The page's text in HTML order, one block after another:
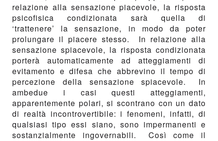
relazione alla sensazione piacevole, la risposta
psicofisica condizionata sarà quella di
‘trattenere’ la sensazione, in modo da poter
prolungare il piacere stesso. In relazione alla
sensazione spiacevole, la risposta condizionata
porterà automaticamente ad atteggiamenti di
evitamento e difesa che abbrevino il tempo di
percezione della sensazione spiacevole. In
ambedue i casi questi atteggiamenti,
apparentemente polari, si scontrano con un dato
di realtà incontrovertibile: i fenomeni, infatti, di
qualsiasi tipo essi siano, sono impermanenti e
sostanzialmente ingovernabili. Così come il